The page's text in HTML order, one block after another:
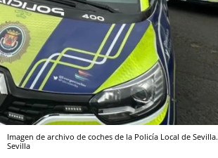
Imagen de archivo de coches de la Policía Local de Sevilla.
Sevilla